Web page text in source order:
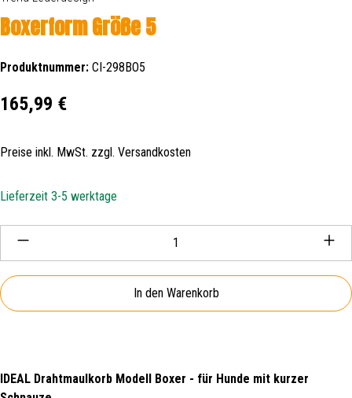
Boxerform Größe 5
Produktnummer: CI-298BO5
Regulärer Preis:
165,99 €
Preise inkl. MwSt. zzgl. Versandkosten
Lieferzeit 3-5 werktage
Produkt Anzahl: Gib den gewünschten Wert ein oder
In den Warenkorb
IDEAL Drahtmaulkorb Modell Boxer - für Hunde mit kurzer